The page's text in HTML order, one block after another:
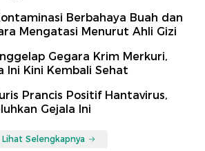
Berbahaya Buah dan
Mengatasi Menurut Ahli Gizi
Gegara Krim Merkuri,
Ini Kini Kembali Sehat
Prancis Positif Hantavirus,
Gejala Ini
Lihat Selengkapnya